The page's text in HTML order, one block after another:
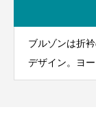
ブルゾンは折
デザイン。ヨ
ケット、３D袖